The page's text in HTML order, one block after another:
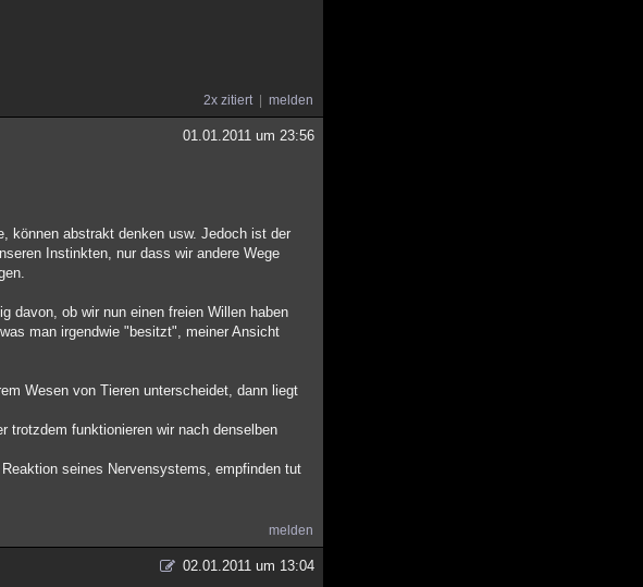
2x zitiert melden
01.01.2011 um 23:56
können abstrakt denken usw. Jedoch ist der
Instinkten, nur dass wir andere Wege
davon, ob wir nun einen freien Willen haben
man irgendwie "besitzt", meiner Ansicht
Wesen von Tieren unterscheidet, dann liegt
trotzdem funktionieren wir nach denselben
seines Nervensystems, empfinden tut
melden
02.01.2011 um 13:04